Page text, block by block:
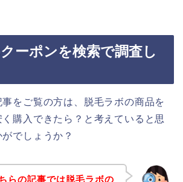
ーポンを検索で調査し
をご覧の方は、脱毛ラボの商品を
購入できたら？と考えていると思
でしょうか？
らの記事では脱毛ラボの